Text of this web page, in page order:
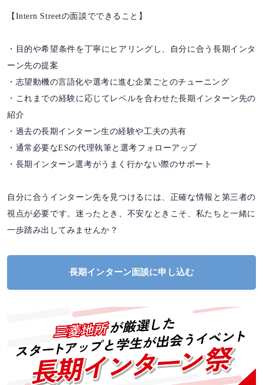
【Intern Streetの面談でできること】
・目的や希望条件を丁寧にヒアリングし、自分に合う長期インタ
ーン先の提案
・志望動機の言語化や選考に進む企業ごとのチューニング
・これまでの経験に応じてレベルを合わせた長期インターン先の
紹介
・過去の長期インターン生の経験や工夫の共有
・通常必要なESの代理執筆と選考フォローアップ
・長期インターン選考がうまく行かない際のサポート
自分に合うインターン先を見つけるには、正確な情報と第三者の
視点が必要です。迷ったとき、不安なときこそ、私たちと一緒に
一歩踏み出してみませんか？
長期インターン面談に申し込む